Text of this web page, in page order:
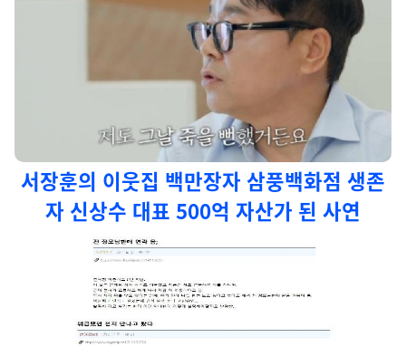
서장훈의 이웃집 백만장자 삼풍백화점 생존
자 신상수 대표 500억 자산가 된 사연